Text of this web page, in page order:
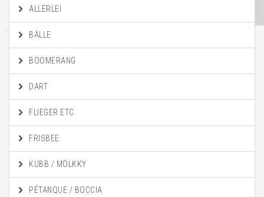
ALLERLEI
BÄLLE
BOOMERANG
DART
FLIEGER ETC.
FRISBEE
KUBB / MÖLKKY
PÉTANQUE / BOCCIA